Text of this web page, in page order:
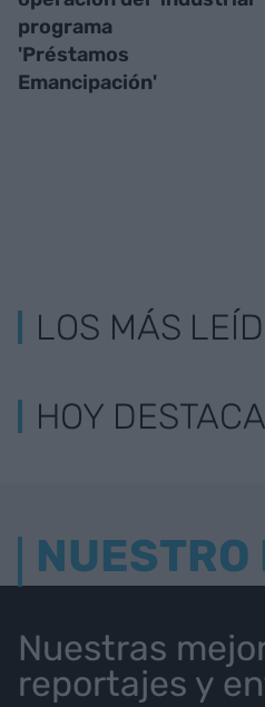
programa
'Préstamos
Emancipación'
LOS MÁS
HOY
NUESTRO
Nuestras
reportajes y